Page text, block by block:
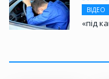
ВІДЕО
«під